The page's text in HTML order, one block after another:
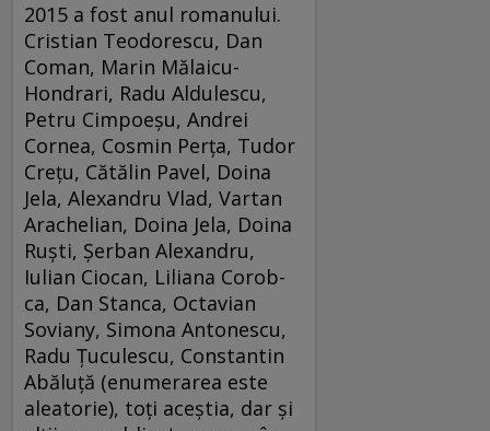
2015 a fost anul romanului.
Cristian Teodorescu, Dan
Coman, Marin Mălaicu-
Hondrari, Radu Aldulescu,
Petru Cimpoeşu, Andrei
Cornea, Cosmin Perţa, Tudor
Creţu, Cătălin Pavel, Doina
Jela, Alexandru Vlad, Vartan
Arachelian, Doina Jela, Doina
Ruşti, Şerban Alexandru,
Iulian Ciocan, Liliana Corob­
ca, Dan Stanca, Octavian
Soviany, Simona Antonescu,
Radu Ţuculescu, Constantin
Abăluţă (enumerarea este
aleatorie), toţi aceştia, dar şi